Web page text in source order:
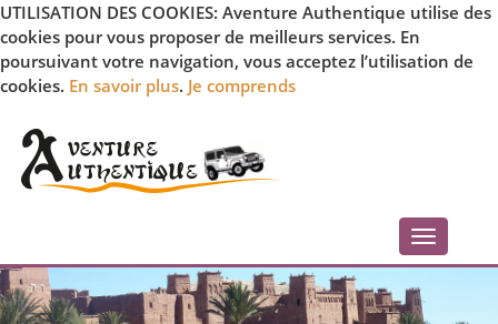
UTILISATION DES COOKIES: Aventure Authentique utilise des
cookies pour vous proposer de meilleurs services. En
poursuivant votre navigation, vous acceptez l’utilisation de
cookies. En savoir plus. Je comprends
Toggle